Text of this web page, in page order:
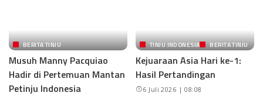
BERITA TINJU
Musuh Manny Pacquiao
Hadir di Pertemuan Mantan
Petinju Indonesia
TINJU INDONESIA BERITA TINJU
Kejuaraan Asia Hari ke-1:
Hasil Pertandingan
6 Juli 2026 | 08:08